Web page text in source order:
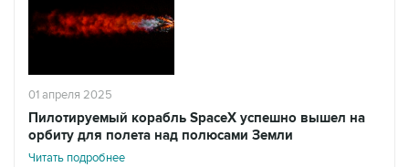
01 апреля 2025
Пилотируемый корабль SpaceX успешно вышел на
орбиту для полета над полюсами Земли
Читать подробнее